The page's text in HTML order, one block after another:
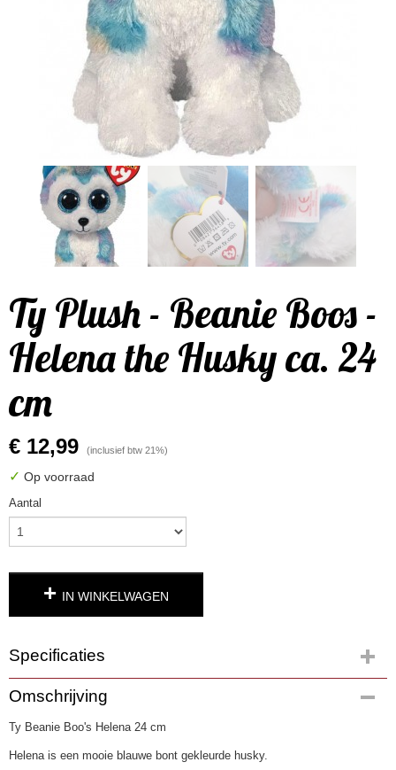
Ty Plush - Beanie Boos -
Helena the Husky ca. 24
cm
€ 12,99 (inclusief btw 21%)
✓ Op voorraad
Aantal
IN WINKELWAGEN
Specificaties
Productcode
2692-91
EAN code
Omschrijving
Ty Beanie Boo's Helena 24 cm
Helena is een mooie blauwe bont gekleurde husky.